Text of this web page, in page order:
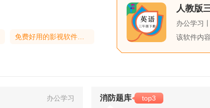
人教版
办公学习
办公学习 消防题库 top3